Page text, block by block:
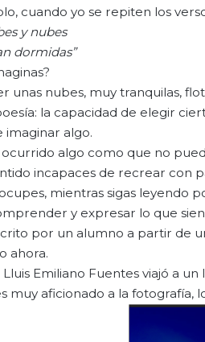
cuando yo se repiten los
y nubes
dormidas”
unas nubes, muy tranquilas,
la capacidad de elegir
imaginar algo.
ocurrido algo como que no
incapaces de recrear con
mientras sigas leyendo
y expresar lo que
por un alumno a partir de
ahora.
Emiliano Fuentes viajó a
muy aficionado a la fotografía,